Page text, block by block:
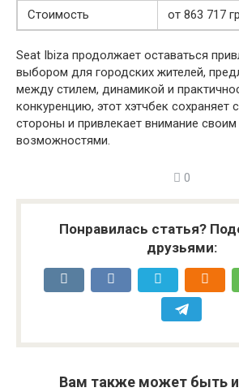
Стоимость
от 863 717
Seat Ibiza продолжает оставаться
выбором для городских жителей,
между стилем, динамикой и
конкуренцию, этот хэтчбек сохраняет
стороны и привлекает внимание своим
возможностями.
0
Понравилась статья?
друзьями:
Вам также может быть